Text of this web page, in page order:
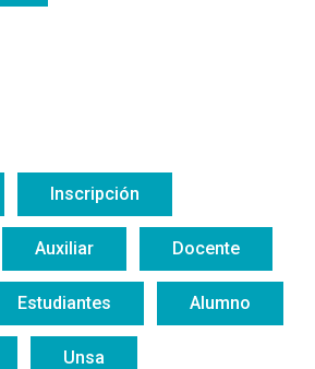
Inscripción
Auxiliar Docente
Estudiantes Alumno
Unsa